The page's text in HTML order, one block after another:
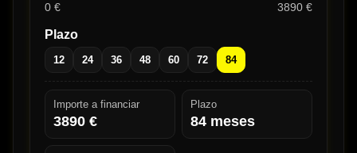
0 € 3890 €
Plazo
12 24 36 48 60 72 84
Importe a financiar
3890 €
Plazo
84 meses